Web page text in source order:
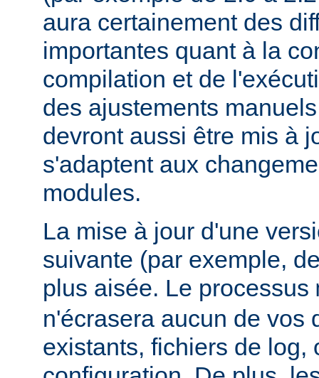
aura certainement des
importantes quant à la
compilation et de
des ajustements
devront aussi être mis à
s'adaptent aux
modules.
La mise à jour d'une
suivante (par exemple,
plus aisée. Le processus
n'écrasera aucun de vos
existants, fichiers de log,